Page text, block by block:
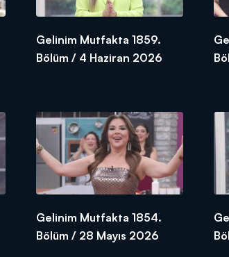
Gelinim Mutfakta 1859.
Bölüm / 4 Haziran 2026
Gelinim Mutfakta 1854.
Bölüm / 28 Mayıs 2026